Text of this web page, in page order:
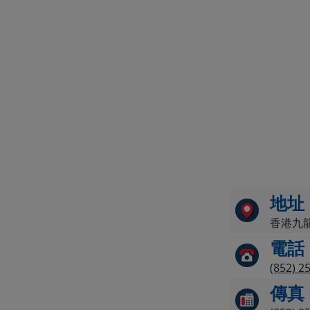
地址
香港九
電話
(852)
傳真